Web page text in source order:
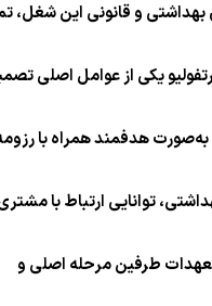
بهداشتی و قانونی این شغل،
یکی از عوامل اصلی
هدفمند همراه با
توانایی ارتباط با
طرفین مرحله اصلی و